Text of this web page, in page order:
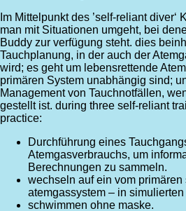
Im Mittelpunkt des ’self-reliant
man mit Situationen umgeht, bei
Buddy zur verfügung steht. dies
Tauchplanung, in der auch der
wird; es geht um lebensrettende
primären System unabhängig sind;
Management von Tauchnotfällen,
gestellt ist. during three self-reliant
practice:
Durchführung eines
Atemgasverbrauchs, um
Berechnungen zu sammeln.
wechseln auf ein vom
atemgassystem – in
schwimmen ohne maske.